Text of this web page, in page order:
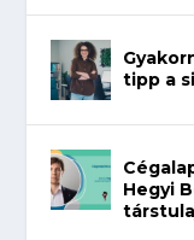
tipp a
Hegyi